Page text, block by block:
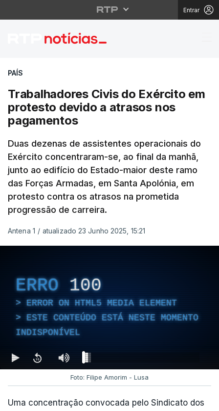
Entrar
Trabalhadores Civis
PAÍS
Trabalhadores Civis do Exército em
protesto devido a atrasos nos
pagamentos
Duas dezenas de assistentes operacionais do
Exército concentraram-se, ao final da manhã,
junto ao edifício do Estado-maior deste ramo
das Forças Armadas, em Santa Apolónia, em
protesto contra os atrasos na prometida
progressão de carreira.
Antena 1 / atualizado 23 Junho 2025, 15:21
ERRO 100
ERROR ON HTML5 MEDIA ELEMENT
ESTE CONTEÚDO ESTÁ NESTE MOMENTO
INDISPONÍVEL
Foto: Filipe Amorim - Lusa
Uma concentração convocada pelo Sindicato dos